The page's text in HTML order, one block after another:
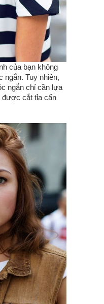
của bạn không
ngắn. Tuy nhiên,
ngắn chỉ cần lựa
được cắt tỉa cẩn